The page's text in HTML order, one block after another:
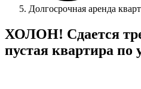
Долгосрочная аренда
ХОЛОН! Сдается
пустая квартира